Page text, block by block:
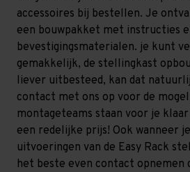
accessoires bij bestellen. Je
een bouwpakket met instructies
bevestigingsmaterialen. je kunt
gemakkelijk, de stellingkast
liever uitbesteed, kan dat
contact met ons op voor de
montageteams staan voor je
een redelijke prijs! Ook wanneer
uitvoeringen van de Easy Rack
het beste even contact opnemen